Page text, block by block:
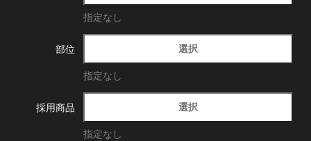
指定なし
部位 選択
指定なし
採用商品 選択
指定なし